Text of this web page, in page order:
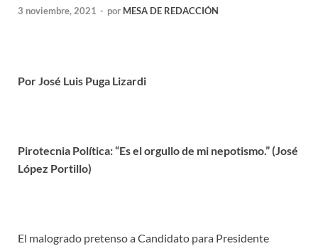
3 noviembre, 2021 - por MESA DE REDACCIÓN
Por José Luis Puga Lizardi
Pirotecnia Política: “Es el orgullo de mi nepotismo.” (José
López Portillo)
El malogrado pretenso a Candidato para Presidente